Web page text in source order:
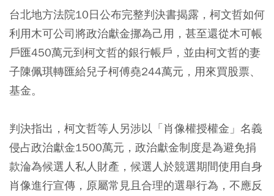
台北地方法院10日公布完整判決書揭露，柯文哲如何
利用木可公司將政治獻金挪為己用，甚至還從木可帳
戶匯450萬元到柯文哲的銀行帳戶，並由柯文哲的妻
子陳佩琪轉匯給兒子柯傅堯244萬元，用來買股票、
基金。
判決指出，柯文哲等人另涉以「肖像權授權金」名義
侵占政治獻金1500萬元，政治獻金制度是為避免捐
款淪為候選人私人財產，候選人於競選期間使用自身
肖像進行宣傳，原屬常見且合理的選舉行為，不應反